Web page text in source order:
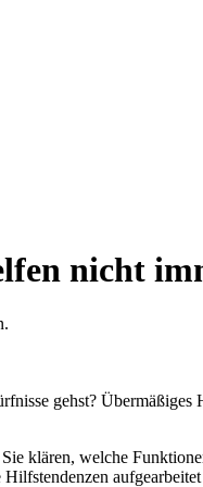
nicht
gehst?
klären, welche